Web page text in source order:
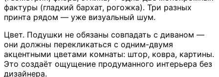
фактуры (гладкий бархат, рогожка). Три разных
принта рядом — уже визуальный шум.
Цвет. Подушки не обязаны совпадать с диваном —
они должны перекликаться с одним-двумя
акцентными цветами комнаты: штор, ковра, картины.
Это создаёт ощущение продуманного интерьера без
дизайнера.